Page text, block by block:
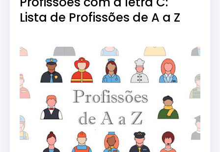
Lista de Profissões de A a Z